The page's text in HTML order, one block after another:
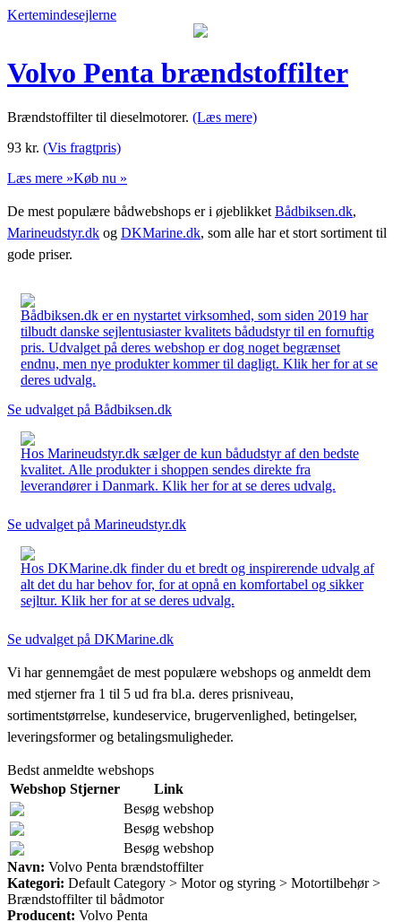
Kertemindesejlerne
Volvo Penta brændstoffilter
Brændstoffilter til dieselmotorer. (Læs mere)
93 kr. (Vis fragtpris)
Læs mere »Køb nu »
De mest populære bådwebshops er i øjeblikket Bådbiksen.dk,
Marineudstyr.dk og DKMarine.dk, som alle har et stort sortiment til
gode priser.
Bådbiksen.dk er en nystartet virksomhed, som siden 2019 har
tilbudt danske sejlentusiaster kvalitets bådudstyr til en fornuftig
pris. Udvalget på deres webshop er dog noget begrænset
endnu, men nye produkter kommer til dagligt. Klik her for at se
deres udvalg.
Se udvalget på Bådbiksen.dk
Hos Marineudstyr.dk sælger de kun bådudstyr af den bedste
kvalitet. Alle produkter i shoppen sendes direkte fra
leverandører i Danmark. Klik her for at se deres udvalg.
Se udvalget på Marineudstyr.dk
Hos DKMarine.dk finder du et bredt og inspirerende udvalg af
alt det du har behov for, for at opnå en komfortabel og sikker
sejltur. Klik her for at se deres udvalg.
Se udvalget på DKMarine.dk
Vi har gennemgået de mest populære webshops og anmeldt dem
med stjerner fra 1 til 5 ud fra bl.a. deres prisniveau,
sortimentstørrelse, kundeservice, brugervenlighed, betingelser,
leveringsformer og betalingsmuligheder.
Bedst anmeldte webshops
Webshop Stjerner
Link
Besøg webshop
Besøg webshop
Besøg webshop
Navn: Volvo Penta brændstoffilter
Kategori: Default Category > Motor og styring > Motortilbehør >
Brændstoffilter til bådmotor
Producent: Volvo Penta